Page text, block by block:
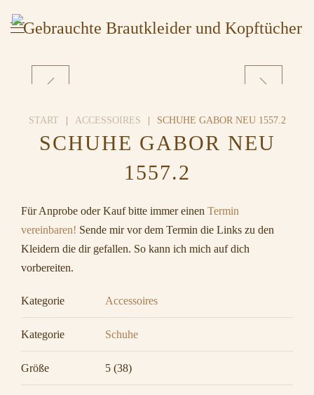
START ACCESSOIRES SCHUHE GABOR NEU 1557.2
SCHUHE GABOR NEU
1557.2
Für Anprobe oder Kauf bitte immer einen Termin
vereinbaren! Sende mir vor dem Termin die Links zu den
Kleidern die dir gefallen. So kann ich mich auf dich
vorbereiten.
Kategorie Accessoires
Kategorie Schuhe
Größe 5 (38)